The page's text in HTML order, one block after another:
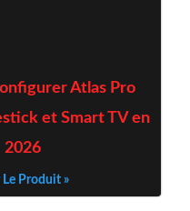
Atlas Pro
et Smart TV en
2026
Produit »